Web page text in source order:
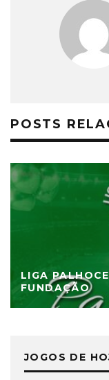
POSTS
LIGA
FUNDAÇÃO
JOGOS DE